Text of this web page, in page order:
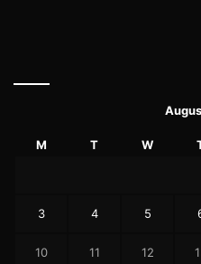
M T W
3 4 5
10 11 12